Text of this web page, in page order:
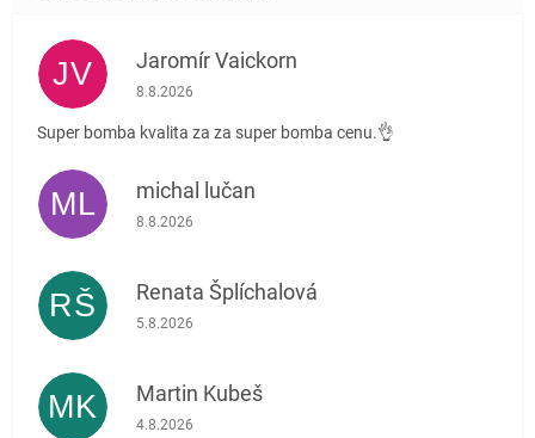
JV Jaromír Vaickorn
Hodnocení obchodu je 5 z 5 hvězdiček.
8.8.2026
Super bomba kvalita za za super bomba cenu.👌
ML michal lučan
Hodnocení obchodu je 5 z 5 hvězdiček.
8.8.2026
RŠ Renata Šplíchalová
Hodnocení obchodu je 5 z 5 hvězdiček.
5.8.2026
MK Martin Kubeš
Hodnocení obchodu je 5 z 5 hvězdiček.
4.8.2026